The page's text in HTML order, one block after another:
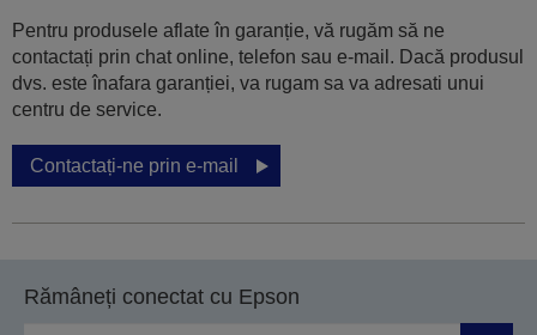
Pentru produsele aflate în garanție, vă rugăm să ne
contactați prin chat online, telefon sau e-mail. Dacă produsul
dvs. este înafara garanției, va rugam sa va adresati unui
centru de service.
Contactați-ne prin e-mail
Rămâneți conectat cu Epson